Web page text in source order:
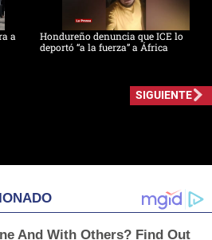
a
Hondureño denuncia que ICE lo
deportó “a la fuerza” a África
SIGUIENTE
And With Others? Find Out